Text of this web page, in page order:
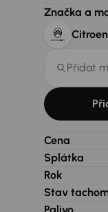
Značka a
Citroen
Přidat
Cena
Splátka
Rok
Stav
Palivo